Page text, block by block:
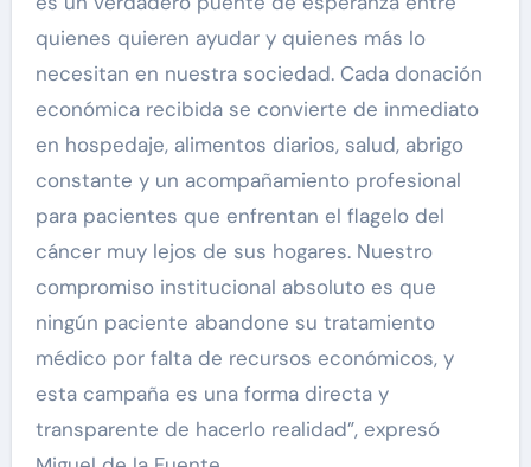
quienes quieren ayudar y quienes más lo
necesitan en nuestra sociedad. Cada donación
económica recibida se convierte de inmediato
en hospedaje, alimentos diarios, salud, abrigo
constante y un acompañamiento profesional
para pacientes que enfrentan el flagelo del
cáncer muy lejos de sus hogares. Nuestro
compromiso institucional absoluto es que
ningún paciente abandone su tratamiento
médico por falta de recursos económicos, y
esta campaña es una forma directa y
transparente de hacerlo realidad”, expresó